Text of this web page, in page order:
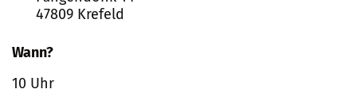
47809 Krefeld
Wann?
10 Uhr